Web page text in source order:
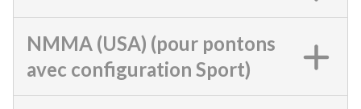
NMMA (USA) (pour pontons
avec configuration Sport)